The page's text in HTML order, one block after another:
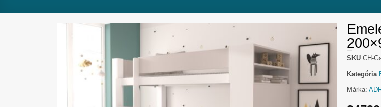
SKU CH-
Kategória
Márka: